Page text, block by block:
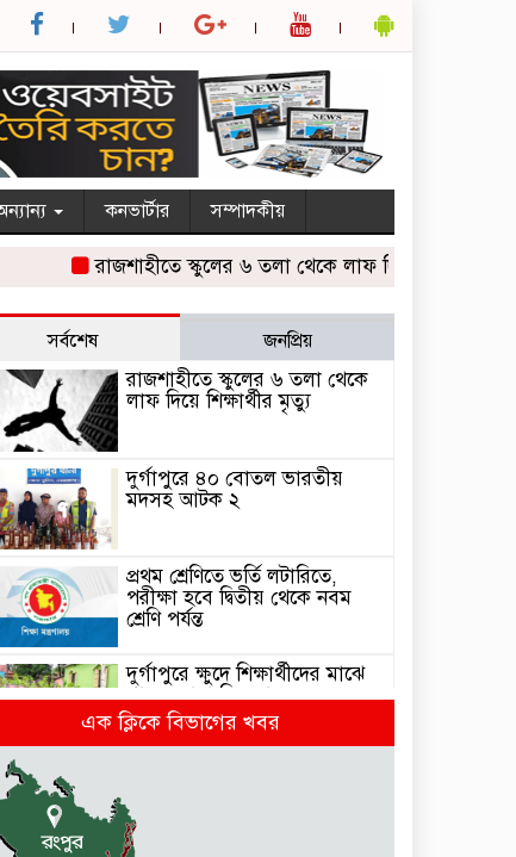
কনভার্টার সম্পাদকীয়
রাজশাহীতে স্কুলের ৬ তলা থেকে লাফ দিয়ে শিক্ষার্থীর মৃত্যু
সর্বশেষ জনপ্রিয়
রাজশাহীতে স্কুলের ৬ তলা থেকে
লাফ দিয়ে শিক্ষার্থীর মৃত্যু
দুর্গাপুরে ৪০ বোতল ভারতীয়
মদসহ আটক ২
প্রথম শ্রেণিতে ভর্তি লটারিতে,
পরীক্ষা হবে দ্বিতীয় থেকে নবম
শ্রেণি পর্যন্ত
দুর্গাপুরে ক্ষুদে শিক্ষার্থীদের মাঝে
গাছের চারা বিতরণ
এক ক্লিকে বিভাগের খবর